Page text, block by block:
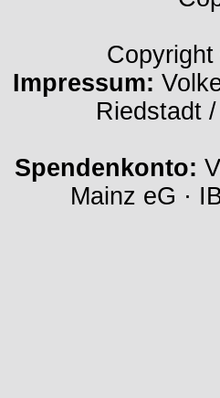
Impressum:
Riedstadt
Spendenkonto:
Mainz eG ·